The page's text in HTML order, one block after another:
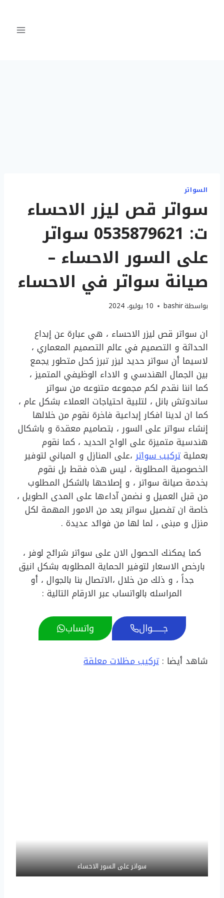
السواتر
سواتر قص ليزر الاحساء
ت: 0535879621 سواتر
على السور الاحساء –
صيانة سواتر في الاحساء
بواسطةbashir 10 يوليو، 2024
ان سواتر قص ليزر الاحساء ، هي عبارة عن إبداع
الحداثة و التصميم في عالم التصميم المعماري ،
لاسيما أن سواتر حديد ليزر تبرز كحل متطور يجمع
بين الجمال الهندسي و الاداء الوظيفي المتميز ،
كما اننا نقدم لكم مجموعه متنوعه من سواتر
ساندوتش بانل ، لتلبية احتياجات العملاء بشكل عام ،
كما ان لدينا افكار إبداعية فاخرة نقوم من خلالها
إنشاء سواتر على السور ، بتصاميم معقدة و باشكال
هندسية متميزة على الواح الحديد ، كما نقوم
بعمليةتركيب سواتر ،على المنازل و المباني لتوفير
الخصوصية المطلوبة ، ليس هذه فقط بل نقوم
بخدمة صيانة سواتر ، و إصلاحها بالشكل المطلوب
من قبل العميل و نضمن آداءها على المدى الطويل ،
خاصة ان تفصيل سواتر يعد من الامور المهمة لكل
منزل و مبنى ، لما لها من فوائد عديدة .
كما يمكنك الحصول الان على سواتر شرائح لوفر ،
بارخص الاسعار لتوفير الحماية المطلوبه بشكل انيق
جداً ، و ذلك من خلال ،الاتصال بنا بالجوال ، أو
المراسله بالواتساب عبر الارقام التالية :
جـــــــوال واتساب
شاهد أيضا : تركيب مظلات معلقة
سواتر على السور الاحساء